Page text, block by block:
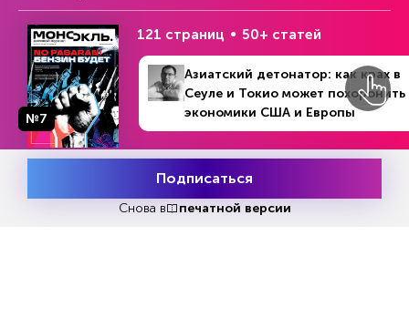
Магазин подписок
Рекламодателям
Посодействуй Monocle.ru
Свидетельство о регистрации средства массовой информации Эл
Попробовать
№7
121 страниц 50+ статей
Азиатский детонатор: как крах в
Сеуле и Токио может похоронить
экономики США и Европы
Подписаться
Снова в печатной версии